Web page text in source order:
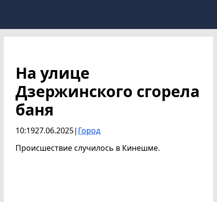
На улице
Дзержинского сгорела
баня
10:1927.06.2025| Город
Происшествие случилось в Кинешме.